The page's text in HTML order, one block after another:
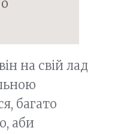
на свій лад
багато
аби